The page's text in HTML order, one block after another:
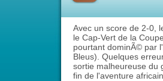
Avec un score de 2-0,
le Cap-Vert de la
pourtant dominÃ© par
Bleus). Quelques
sortie malheureuse du
fin de l'aventure